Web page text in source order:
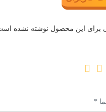
برای این محصول نوشته نشده
*